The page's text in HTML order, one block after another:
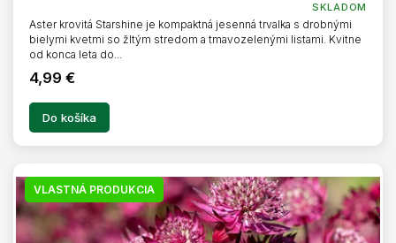
SKLADOM
4,99 €
Do košíka
Aster krovitá Starshine je kompaktná jesenná trvalka s drobnými
bielymi kvetmi so žltým stredom a tmavozelenými listami. Kvitne
od konca leta do...
VLASTNÁ PRODUKCIA